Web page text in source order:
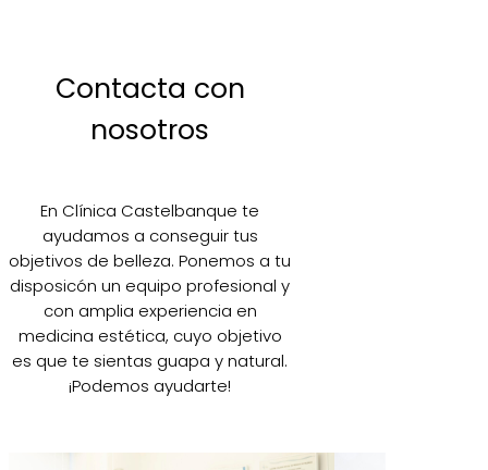
Contacta con
nosotros
En Clínica Castelbanque te
ayudamos a conseguir tus
objetivos de belleza. Ponemos a tu
disposicón un equipo profesional y
con amplia experiencia en
medicina estética, cuyo objetivo
es que te sientas guapa y natural.
¡Podemos ayudarte!